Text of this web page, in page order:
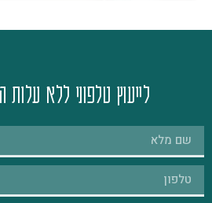
לייעוץ טלפוני ללא